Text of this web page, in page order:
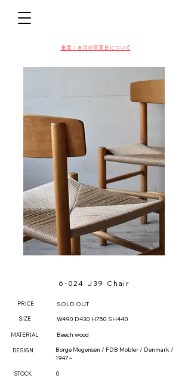
​​重要：８月の営業日について
6-024 J39 Chair
PRICE SOLD OUT
SIZE W490 D430 H750 SH440
MATERIAL Beech wood
DESIGN
Borge Mogensen / FDB Mobler / Denmark /
1947~
STOCK 0